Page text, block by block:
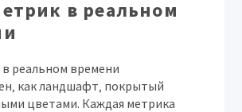
в реальном
реальном времени
как ландшафт‚ покрытый
цветами. Каждая метрика